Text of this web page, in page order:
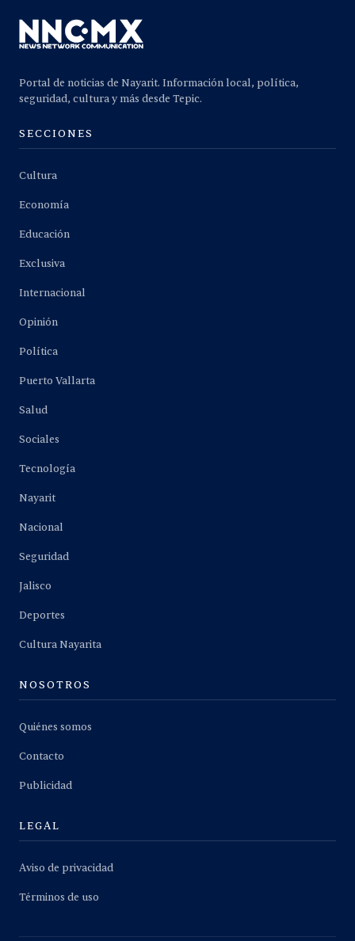
Portal de noticias de Nayarit. Información local, política,
seguridad, cultura y más desde Tepic.
SECCIONES
Cultura
Economía
Educación
Exclusiva
Internacional
Opinión
Política
Puerto Vallarta
Salud
Sociales
Tecnología
Nayarit
Nacional
Seguridad
Jalisco
Deportes
Cultura Nayarita
NOSOTROS
Quiénes somos
Contacto
Publicidad
LEGAL
Aviso de privacidad
Términos de uso